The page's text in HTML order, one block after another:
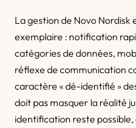
La gestion de Novo Nordisk
exemplaire : notification
catégories de données,
réflexe de communication
caractère « dé-identifié »
doit pas masquer la réalité
identification reste